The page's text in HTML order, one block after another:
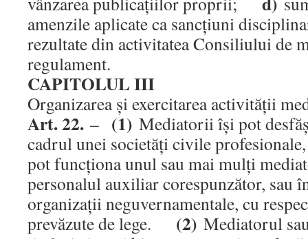
amenzile aplicate ca sancţiuni
rezultate din activitatea Consiliului de
regulament.
CAPITOLUL III
Organizarea şi exercitarea activităţii
Art. 22. – (1) Mediatorii îşi pot
cadrul unei societăţi civile
pot funcţiona unul sau mai mulţi
personalul auxiliar corespunzător, sau
organizaţii neguvernamentale, cu
prevăzute de lege. (2) Mediatorul